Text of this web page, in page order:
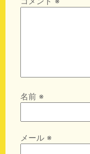
名前 ※
メール ※